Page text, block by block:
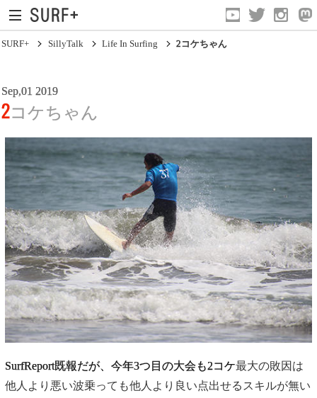
Current Affairs
Life In Surfing
Vibration
Mind
Clips
SURF+ SillyTalk Life In Surfing 2コケちゃん
Sep,01 2019
2コケちゃん
SurfReport既報だが、今年3つ目の大会も2コケ最大の敗因は
他人より悪い波乗っても他人より良い点出せるスキルが無い